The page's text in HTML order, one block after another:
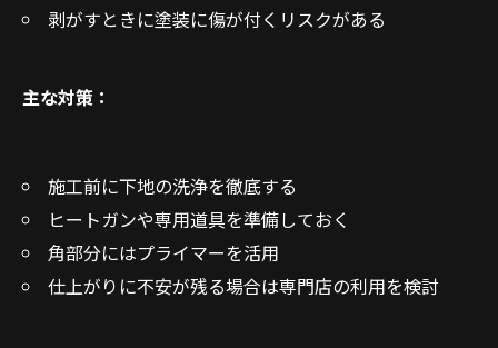
剥がすときに塗装に傷が付くリスクがある
主な対策：
施工前に下地の洗浄を徹底する
ヒートガンや専用道具を準備しておく
角部分にはプライマーを活用
仕上がりに不安が残る場合は専門店の利用を検討